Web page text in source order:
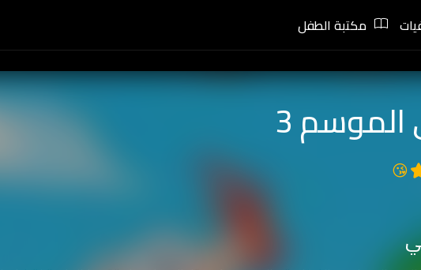
مكتبة الطفل
3
😘